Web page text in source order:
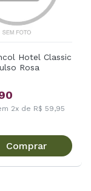
Hotel Classic
Rosa
2x de R$ 59,95
Comprar